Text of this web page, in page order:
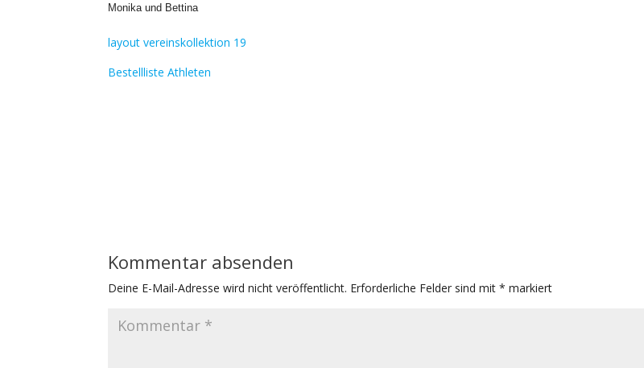
Monika und Bettina
layout vereinskollektion 19
Bestellliste Athleten
Kommentar absenden
Deine E-Mail-Adresse wird nicht veröffentlicht. Erforderliche Felder sind mit* markiert